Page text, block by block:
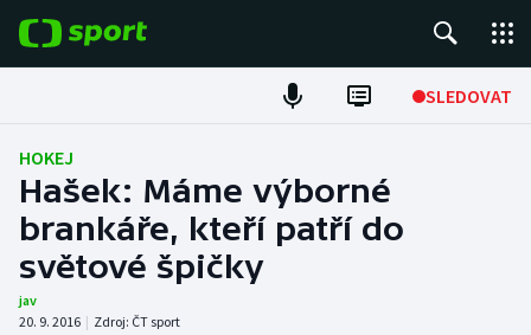
SLEDOVAT
Fotbal
Hokej
Tenis
Atletika
HOKEJ
Hašek: Máme výborné
brankáře, kteří patří do
světové špičky
jav
20. 9. 2016 | Zdroj: ČT sport